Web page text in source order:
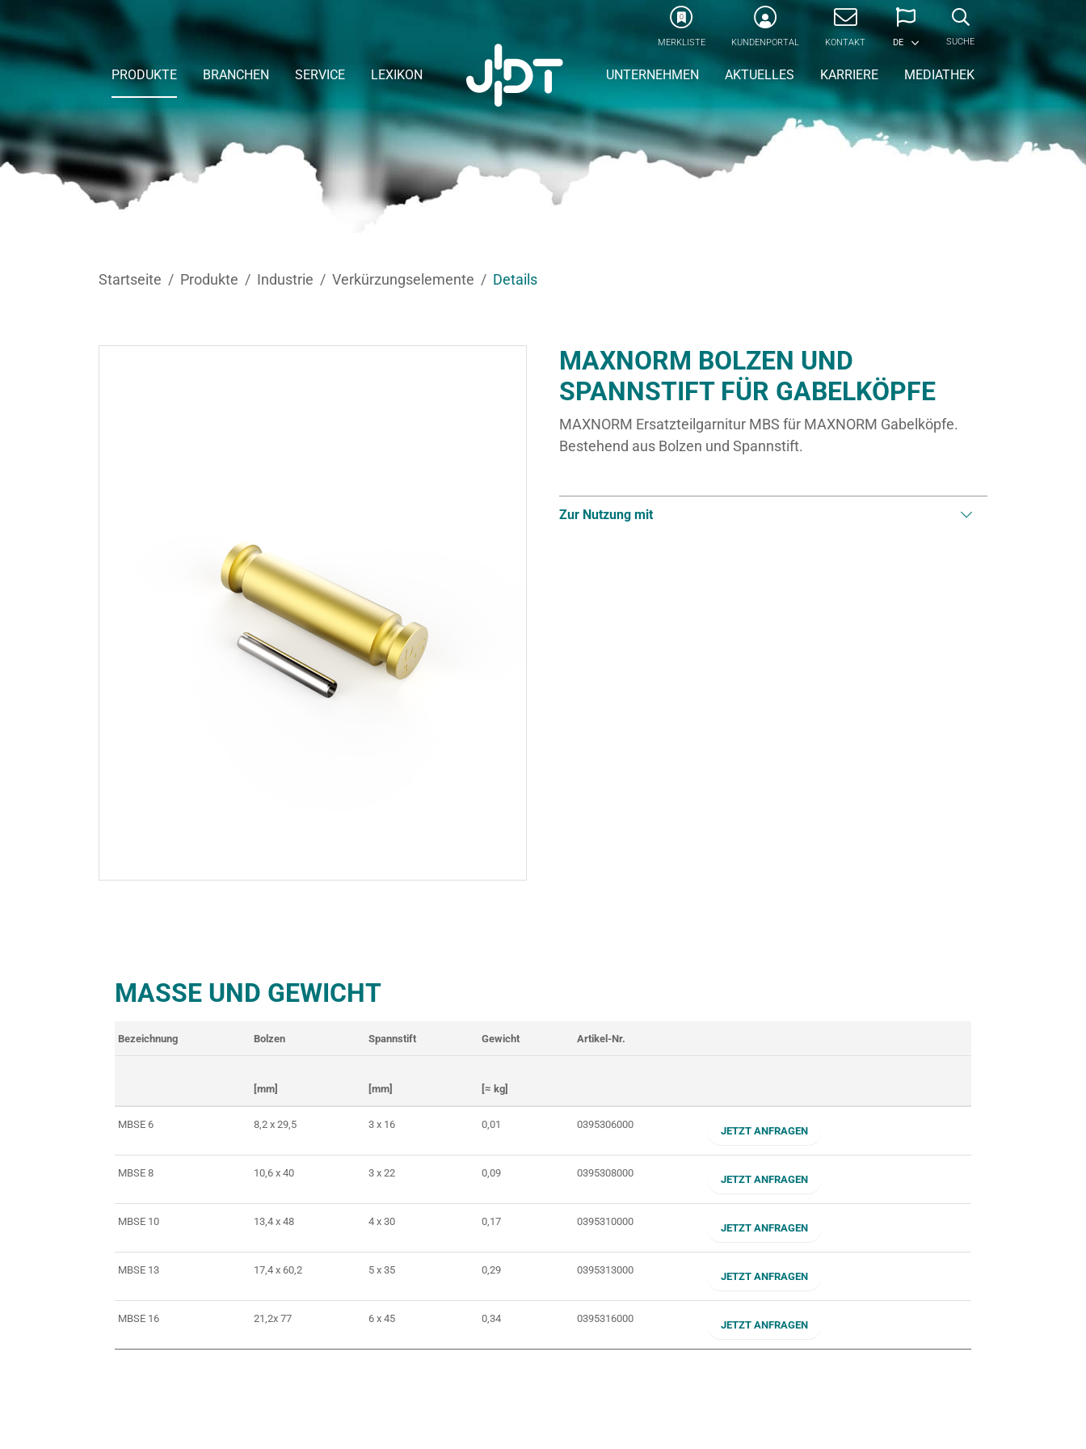
Skip to main content 0
MERKLISTE KUNDENPORTAL KONTAKT DE SUCHE
PRODUKTE BRANCHEN SERVICE LEXIKON UNTERNEHMEN AKTUELLES KARRIERE MEDIATHEK
Startseite Produkte Industrie Verkürzungselemente Details
MAXNORM BOLZEN UND
SPANNSTIFT FÜR GABELKÖPFE
MAXNORM Ersatzteilgarnitur MBS für MAXNORM Gabelköpfe.
Bestehend aus Bolzen und Spannstift.
Zur Nutzung mit
MASSE UND GEWICHT
Bezeichnung Bolzen Spannstift Gewicht Artikel-Nr.
[mm] [mm] [≈ kg]
MBSE 6 8,2 x 29,5 3 x 16 0,01 0395306000
JETZT ANFRAGEN
MBSE 8 10,6 x 40 3 x 22 0,09 0395308000
JETZT ANFRAGEN
MBSE 10 13,4 x 48 4 x 30 0,17 0395310000
JETZT ANFRAGEN
MBSE 13 17,4 x 60,2 5 x 35 0,29 0395313000
JETZT ANFRAGEN
MBSE 16 21,2x 77 6 x 45 0,34 0395316000
JETZT ANFRAGEN